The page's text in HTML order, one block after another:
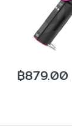
฿879.00